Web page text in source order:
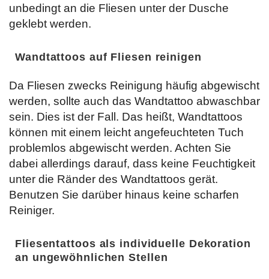
unbedingt an die Fliesen unter der Dusche
geklebt werden.
Wandtattoos auf Fliesen reinigen
Da Fliesen zwecks Reinigung häufig abgewischt
werden, sollte auch das Wandtattoo abwaschbar
sein. Dies ist der Fall. Das heißt, Wandtattoos
können mit einem leicht angefeuchteten Tuch
problemlos abgewischt werden. Achten Sie
dabei allerdings darauf, dass keine Feuchtigkeit
unter die Ränder des Wandtattoos gerät.
Benutzen Sie darüber hinaus keine scharfen
Reiniger.
Fliesentattoos als individuelle Dekoration
an ungewöhnlichen Stellen